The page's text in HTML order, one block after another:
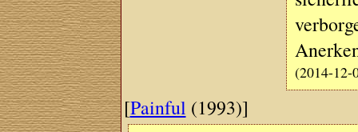
(2014-12-
[Painful (1993)]